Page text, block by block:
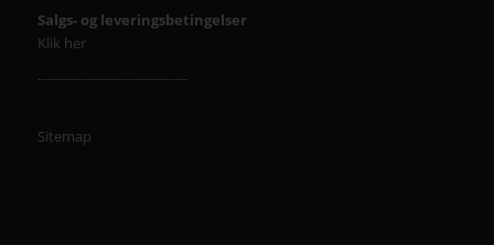
Salgs- og leveringsbetingelser
Klik her
----------------------------------
Sitemap